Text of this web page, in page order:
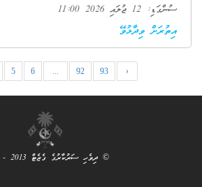
ސުންގަޑި: 12 ޖުލައި 2026 11:00
އިތުރަށް ވިދާޅުވޭ
5 6 ... 92 93 ›
© ދިވެހި ސަރުކާރުގެ ގެޒެޓް 2013 - 2026